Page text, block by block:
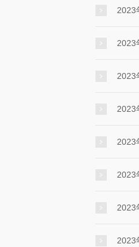
2023
2023
2023
2023
2023
2023
2023
2023